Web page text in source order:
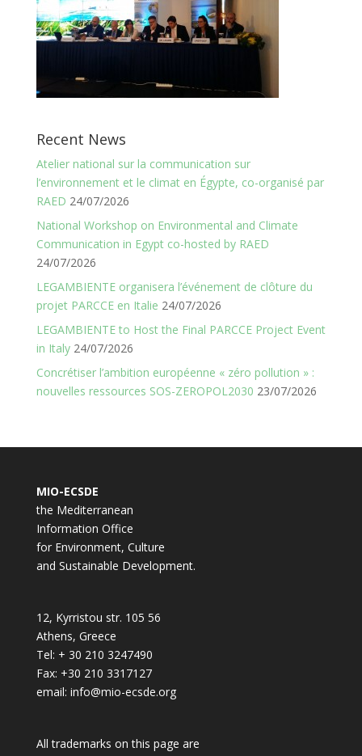
Recent News
Atelier national sur la communication sur
l’environnement et le climat en Égypte, co-organisé par
RAED 24/07/2026
National Workshop on Environmental and Climate
Communication in Egypt co-hosted by RAED
24/07/2026
LEGAMBIENTE organisera l’événement de clôture du
projet PARCCE en Italie 24/07/2026
LEGAMBIENTE to Host the Final PARCCE Project Event
in Italy 24/07/2026
Concrétiser l’ambition européenne « zéro pollution » :
nouvelles ressources SOS-ZEROPOL2030 23/07/2026
MIO-ECSDE
the Mediterranean
Information Office
for Environment, Culture
and Sustainable Development.
12, Kyrristou str. 105 56
Athens, Greece
Tel: + 30 210 3247490
Fax: +30 210 3317127
email: info@mio-ecsde.org
All trademarks on this page are